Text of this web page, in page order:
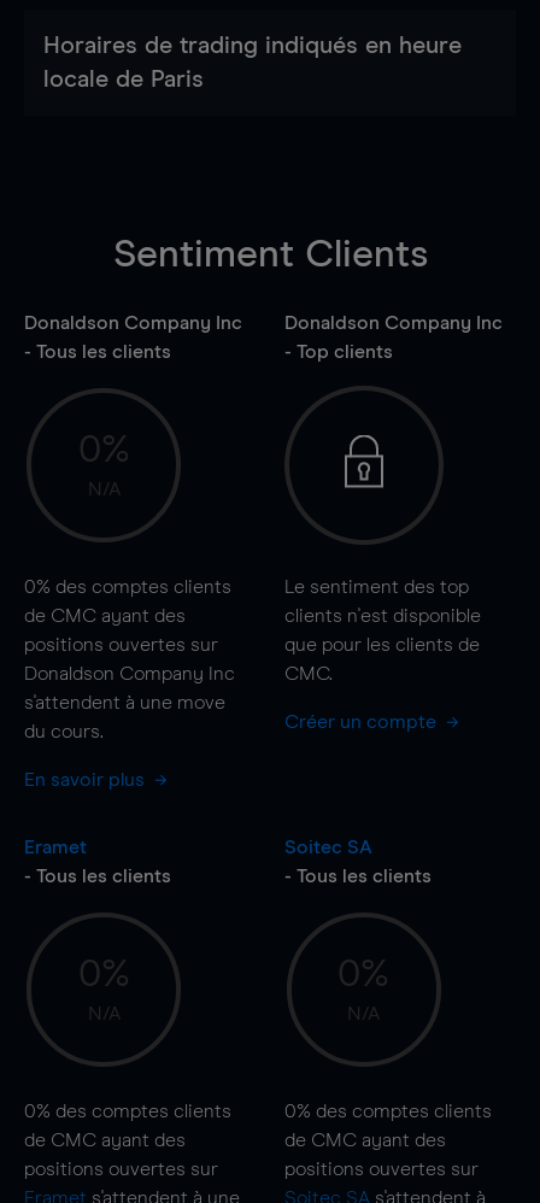
Horaires de trading indiqués en heure
locale de Paris
Sentiment Clients
Donaldson Company Inc
- Tous les clients
0%
N/A
0% des comptes clients
de CMC ayant des
positions ouvertes sur
Donaldson Company Inc
s'attendent à une move
du cours.
En savoir plus
Donaldson Company Inc
- Top clients
Le sentiment des top
clients n'est disponible
que pour les clients de
CMC.
Créer un compte
Eramet
- Tous les clients
0%
N/A
0% des comptes clients
de CMC ayant des
positions ouvertes sur
Eramet s'attendent à une
Soitec SA
- Tous les clients
0%
N/A
0% des comptes clients
de CMC ayant des
positions ouvertes sur
Soitec SA s'attendent à